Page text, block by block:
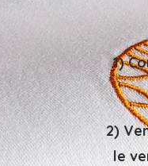
1)
2)
le